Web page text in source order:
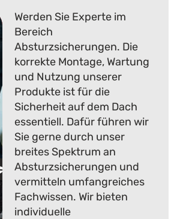
Werden Sie Experte im
Bereich
Absturzsicherungen. Die
korrekte Montage, Wartung
und Nutzung unserer
Produkte ist für die
Sicherheit auf dem Dach
essentiell. Dafür führen wir
Sie gerne durch unser
breites Spektrum an
Absturzsicherungen und
vermitteln umfangreiches
Fachwissen. Wir bieten
individuelle